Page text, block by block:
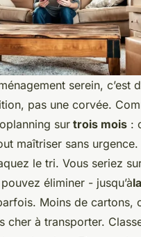
serein, c’est
pas une corvée.
sur trois mois :
maîtriser sans urgence.
le tri. Vous seriez
éliminer - jusqu’à
Moins de cartons,
cher à transporter.